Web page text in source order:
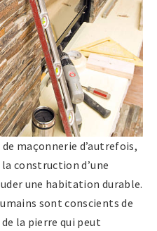
maçonnerie d’autrefois,
construction d’une
une habitation durable.
sont conscients de
la pierre qui peut